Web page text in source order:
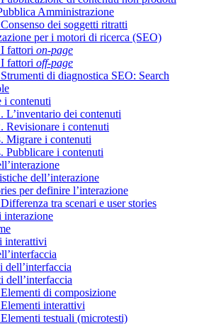
Amministrazione
dei soggetti ritratti
per i motori di ricerca (SEO)
fattori on-page
fattori off-page
di diagnostica SEO: Search
i contenuti
L’inventario dei contenuti
Revisionare i contenuti
Migrare i contenuti
Pubblicare i contenuti
dell’interazione
per definire l’interazione
tra scenari e user stories
interazione
interattivi
dell’interfaccia
dell’interfaccia
di composizione
interattivi
testuali (microtesti)